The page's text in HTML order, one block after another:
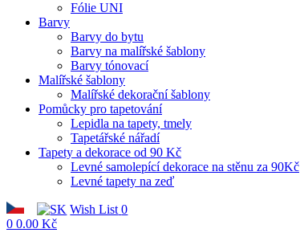
Fólie UNI
Barvy
Barvy do bytu
Barvy na malířské šablony
Barvy tónovací
Malířské šablony
Malířské dekorační šablony
Pomůcky pro tapetování
Lepidla na tapety, tmely
Tapetářské nářadí
Tapety a dekorace od 90 Kč
Levné samolepící dekorace na stěnu za 90Kč
Levné tapety na zeď
Wish List 0
0 0.00 Kč